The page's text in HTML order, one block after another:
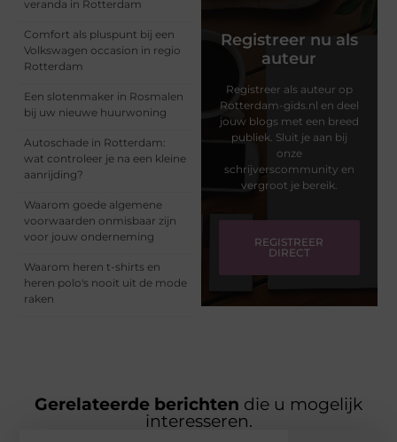
veranda in Rotterdam
Comfort als pluspunt bij een
Volkswagen occasion in regio
Rotterdam
Een slotenmaker in Rosmalen
bij uw nieuwe huurwoning
Autoschade in Rotterdam:
wat controleer je na een kleine
aanrijding?
Waarom goede algemene
voorwaarden onmisbaar zijn
voor jouw onderneming
Waarom heren t-shirts en
heren polo's nooit uit de mode
raken
Registreer nu als
auteur
Registreer als auteur op
Rotterdam-gids.nl en deel
jouw blogs met een breed
publiek. Sluit je aan bij
onze
schrijverscommunity en
vergroot je bereik.
REGISTREER
DIRECT
Gerelateerde berichten die u mogelijk
interesseren.